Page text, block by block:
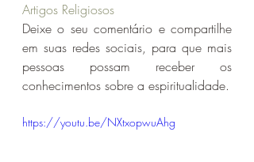
Artigos Religiosos
Deixe o seu comentário e compartilhe
em suas redes sociais, para que mais
pessoas possam receber os
https://youtu.be/NXtxopwuAhg